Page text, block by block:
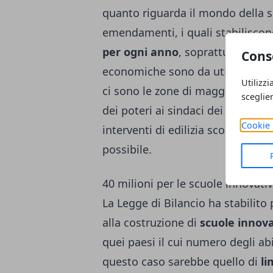
Cookie
quanto riguarda il mondo della
emendamenti, i quali
per ogni anno, soprattutto per il
economiche sono da utilizzare
ci sono le zone di maggiore
dei poteri ai sindaci dei Comuni
interventi di edilizia scolastica
possibile.
40 milioni per le scuole
La Legge di Bilancio ha stabilito
alla costruzione di scuole
quei paesi il cui numero degli
questo caso sarebbe quello di